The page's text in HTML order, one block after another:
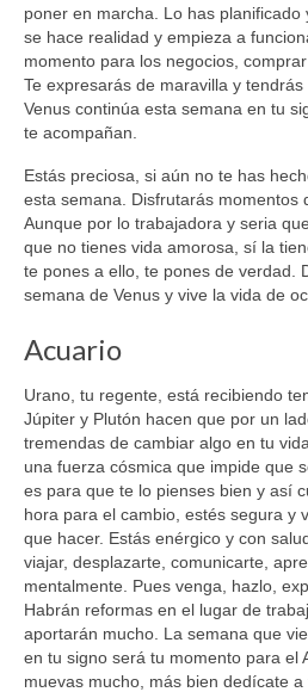
poner en marcha. Lo has planificado
se hace realidad y empieza a
momento para los negocios,
Te expresarás de maravilla y
Venus continúa esta semana en tu
te acompañan.
Estás preciosa, si aún no te has
esta semana. Disfrutarás momentos
Aunque por lo trabajadora y seria
que no tienes vida amorosa, sí la
te pones a ello, te pones de verdad.
semana de Venus y vive la vida de
Acuario
Urano, tu regente, está recibiendo
Júpiter y Plutón hacen que por un
tremendas de cambiar algo en tu
una fuerza cósmica que impide que
es para que te lo pienses bien y así
hora para el cambio, estés segura y
que hacer. Estás enérgico y con
viajar, desplazarte, comunicarte,
mentalmente. Pues venga, hazlo,
Habrán reformas en el lugar de
aportarán mucho. La semana que
en tu signo será tu momento para el
muevas mucho, más bien dedícate